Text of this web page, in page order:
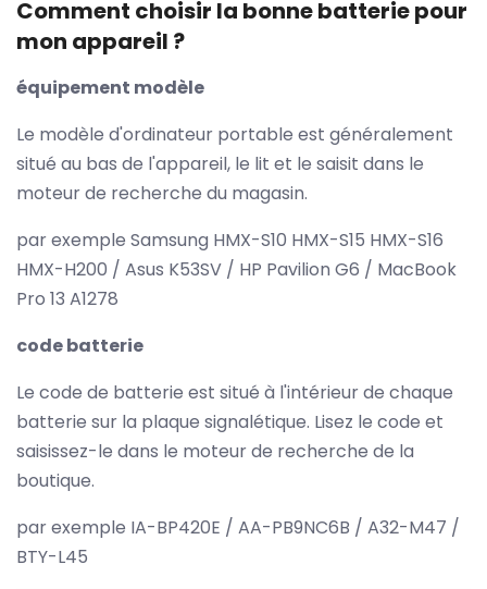
Comment choisir la bonne batterie pour
mon appareil ?
équipement modèle
Le modèle d'ordinateur portable est généralement
situé au bas de l'appareil, le lit et le saisit dans le
moteur de recherche du magasin.
par exemple Samsung HMX-S10 HMX-S15 HMX-S16
HMX-H200 / Asus K53SV / HP Pavilion G6 / MacBook
Pro 13 A1278
code batterie
Le code de batterie est situé à l'intérieur de chaque
batterie sur la plaque signalétique. Lisez le code et
saisissez-le dans le moteur de recherche de la
boutique.
par exemple IA-BP420E / AA-PB9NC6B / A32-M47 /
BTY-L45